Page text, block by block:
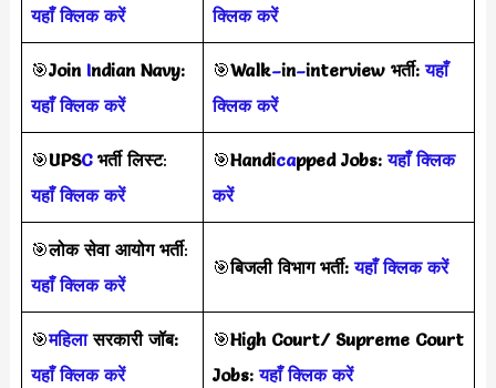
यहाँ क्लिक करें
क्लिक करें
🎯Join Indian Navy:
यहाँ क्लिक करें
🎯Walk–in–interview भर्ती:यहाँ
क्लिक करें
🎯UPSCभर्ती लिस्ट:
यहाँ क्लिक करें
🎯Handicapped Jobs:यहाँ क्लिक
करें
🎯लोक सेवा आयोग भर्ती:
यहाँ क्लिक करें
🎯बिजली विभाग भर्ती:यहाँ क्लिक करें
🎯महिलासरकारी जॉब:
यहाँ क्लिक करें
🎯High Court/ Supreme Court
Jobs:यहाँ क्लिक करें